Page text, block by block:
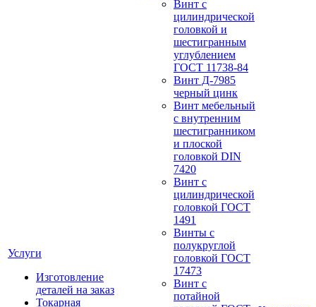
Услуги
Изготовление
деталей на заказ
Токарная
Винт с
цилиндрической
головкой и
шестигранным
углублением
ГОСТ 11738-84
Винт Д-7985
черный цинк
Винт мебельный
с внутренним
шестигранником
и плоской
головкой DIN
7420
Винт с
цилиндрической
головкой ГОСТ
1491
Винты с
полукруглой
головкой ГОСТ
17473
Винт с
потайной